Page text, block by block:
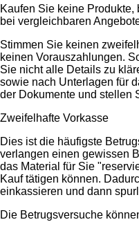
Kaufen Sie keine
bei vergleichbaren
Stimmen Sie keinen
keinen Vorauszahlungen.
Sie nicht alle Details zu
sowie nach Unterlagen für
der Dokumente und stellen
Zweifelhafte Vorkasse
Dies ist die häufigste
verlangen einen gewissen
das Material für Sie
Kauf tätigen können.
einkassieren und dann
Die Betrugsversuche